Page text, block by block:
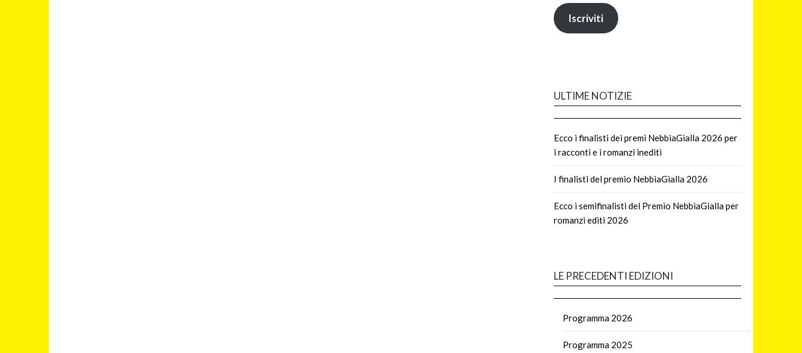
Iscriviti
ULTIME NOTIZIE
Ecco i finalisti dei premi NebbiaGialla 2026 per
i racconti e i romanzi inediti
I finalisti del premio NebbiaGialla 2026
Ecco i semifinalisti del Premio NebbiaGialla per
romanzi editi 2026
LE PRECEDENTI EDIZIONI
Programma 2026
Programma 2025